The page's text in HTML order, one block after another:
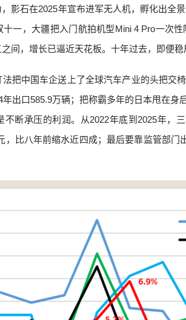
影石在2025年宣布进军无人机，孵化出全
一，大疆把入门航拍机型Mini 4 Pro一次
间，增长已逼近天花板。十年过去，即便稳
把中国车企送上了全球汽车产业的头把交
出口585.9万辆；把称霸多年的日本甩在
不断承压的利润。从2022年底到2025年，
，比八年前缩水近四成；最后要靠监管部门